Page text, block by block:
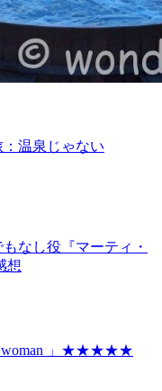
温泉じゃない
なし役『マーティ・
想
woman 」★★★★★